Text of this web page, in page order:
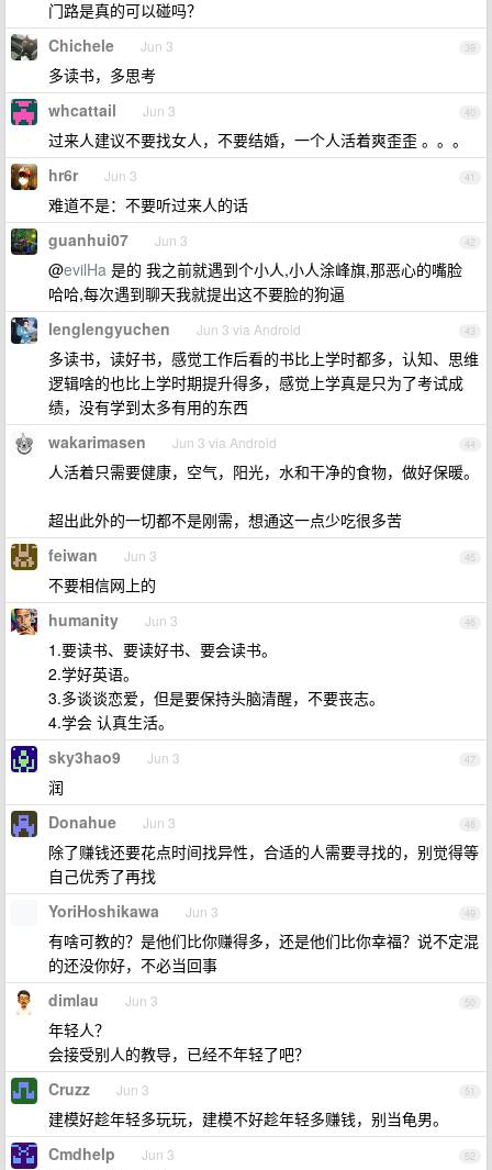
门路是真的可以碰吗？
39
Chichele Jun 3
多读书，多思考
40
whcattail Jun 3
过来人建议不要找女人，不要结婚，一个人活着爽歪歪 。。。
41
hr6r Jun 3
难道不是：不要听过来人的话
42
guanhui07 Jun 3
@evilHa 是的 我之前就遇到个小人,小人涂峰旗,那恶心的嘴脸
哈哈,每次遇到聊天我就提出这不要脸的狗逼
43
lenglengyuchen Jun 3 via Android
多读书，读好书，感觉工作后看的书比上学时都多，认知、思维
逻辑啥的也比上学时期提升得多，感觉上学真是只为了考试成
绩，没有学到太多有用的东西
44
wakarimasen Jun 3 via Android
人活着只需要健康，空气，阳光，水和干净的食物，做好保暖。
超出此外的一切都不是刚需，想通这一点少吃很多苦
45
feiwan Jun 3
不要相信网上的
46
humanity Jun 3
1.要读书、要读好书、要会读书。
2.学好英语。
3.多谈谈恋爱，但是要保持头脑清醒，不要丧志。
4.学会 认真生活。
47
sky3hao9 Jun 3
润
48
Donahue Jun 3
除了赚钱还要花点时间找异性，合适的人需要寻找的，别觉得等
自己优秀了再找
49
YoriHoshikawa Jun 3
有啥可教的？是他们比你赚得多，还是他们比你幸福？说不定混
的还没你好，不必当回事
50
dimlau Jun 3
年轻人？
会接受别人的教导，已经不年轻了吧？
51
Cruzz Jun 3
建模好趁年轻多玩玩，建模不好趁年轻多赚钱，别当龟男。
52
Cmdhelp Jun 3